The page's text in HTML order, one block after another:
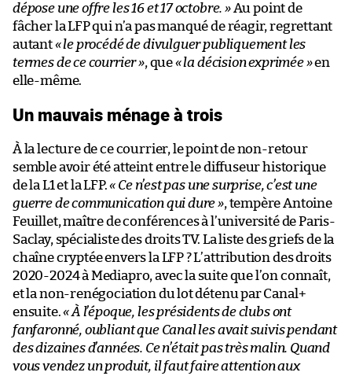
dépose une offre les 16 et 17 octobre. »Au point de
fâcher la LFP qui n’a pas manqué de réagir, regrettant
autant« le procédé de divulguer publiquement les
termes de ce courrier », que« la décision exprimée »en
elle-même.
Un mauvais ménage à trois
À la lecture de ce courrier, le point de non-retour
semble avoir été atteint entre le diffuseur historique
de la L1 et la LFP.« Ce n’est pas une surprise, c’est une
guerre de communication qui dure », tempère Antoine
Feuillet, maître de conférences à l’université de Paris-
Saclay, spécialiste des droits TV. La liste des griefs de la
chaîne cryptée envers la LFP ? L’attribution des droits
2020-2024 à Mediapro, avec la suite que l’on connaît,
et la non-renégociation du lot détenu par Canal+
ensuite.« À l’époque, les présidents de clubs ont
fanfaronné, oubliant que Canal les avait suivis pendant
des dizaines d’années. Ce n’était pas très malin. Quand
vous vendez un produit, il faut faire attention aux